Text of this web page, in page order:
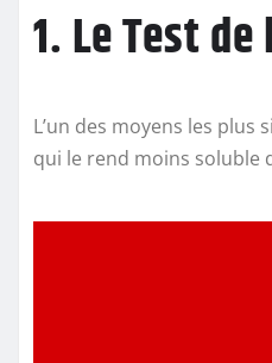
1. Le Test
L’un des moyens les
qui le rend moins soluble